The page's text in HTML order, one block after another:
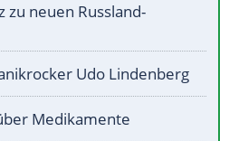
zu neuen Russland-
Udo Lindenberg
Medikamente